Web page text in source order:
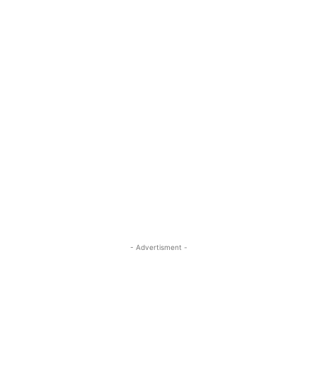
- Advertisment -